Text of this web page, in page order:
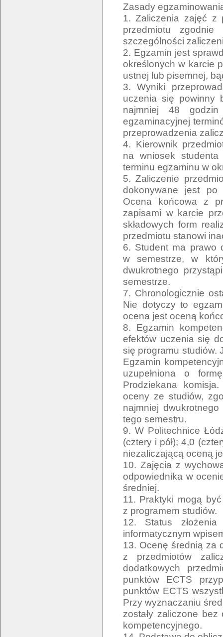
Zasady
1. Zaliczenia zajęć z
przedmiotu
szczególności
2. Egzamin jest
określonych w karcie
ustnej lub pisemnej,
3. Wyniki
uczenia się powinny
najmniej 48
egzaminacyjnej
przeprowadzenia
4. Kierownik
na wniosek
terminu egzaminu w
5. Zaliczenie
dokonywane jest po
Ocena końcowa z
zapisami w karcie
składowych form
przedmiotu stanowi
6. Student ma prawo
w semestrze, w
dwukrotnego
semestrze.
7. Chronologicznie
Nie dotyczy to
ocena jest oceną
8. Egzamin
efektów uczenia się
się programu studiów.
Egzamin
uzupełniona o
Prodziekana
oceny ze studiów,
najmniej
tego semestru.
9. W Politechnice
(cztery i pół); 4,0
niezaliczającą oceną
10. Zajęcia z
odpowiednika w
średniej.
11. Praktyki mogą
z programem studiów.
12. Status
informatycznym
13. Ocenę średnią za
z przedmiotów
dodatkowych
punktów ECTS
punktów ECTS
Przy wyznaczaniu
zostały zaliczone
kompetencyjnego.